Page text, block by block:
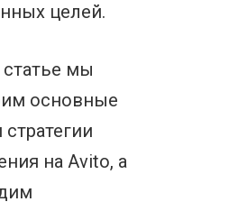
целей.
мы
основные
на Avito, а